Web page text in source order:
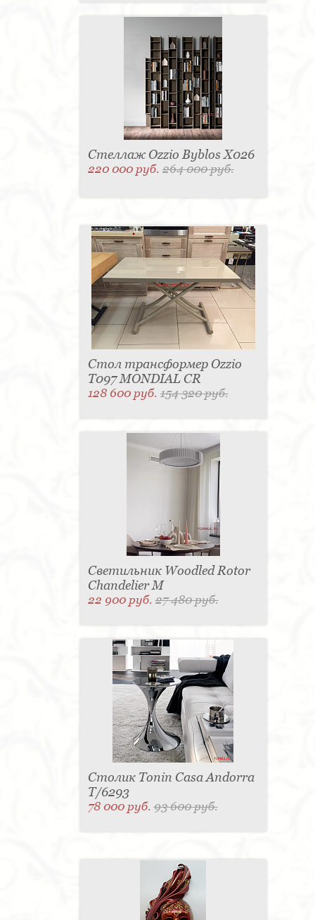
Стеллаж Ozzio Byblos X026
220 000 руб.264 000 руб.
Стол трансформер Ozzio
T097 MONDIAL CR
128 600 руб.154 320 руб.
Светильник Woodled Rotor
Chandelier M
22 900 руб.27 480 руб.
Столик Tonin Casa Andorra
T/6293
78 000 руб.93 600 руб.